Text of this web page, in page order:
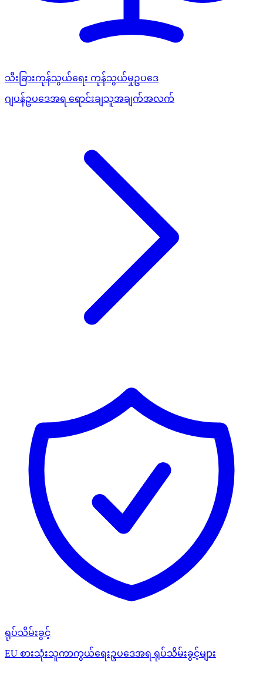
သီးခြားကုန်သွယ်ရေး ကုန်သွယ်မှုဥပဒေ
ဂျပန်ဥပဒေအရ ရောင်းချသူအချက်အလက်
ရုပ်သိမ်းခွင့်
EU စားသုံးသူကာကွယ်ရေးဥပဒေအရ ရုပ်သိမ်းခွင့်များ